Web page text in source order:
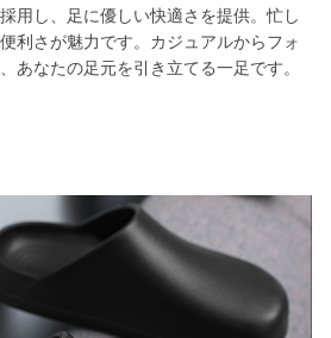
用し、足に優しい快適さを提供。忙し
利さが魅力です。カジュアルからフォ
あなたの足元を引き立てる一足です。